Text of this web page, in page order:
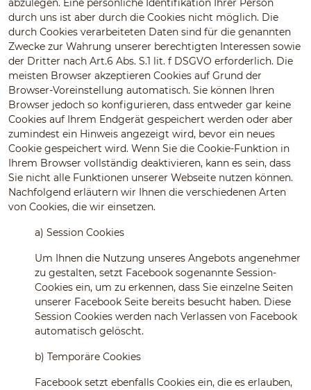
abzulegen. Eine persönliche Identifikation Ihrer Person
durch uns ist aber durch die Cookies nicht möglich. Die
durch Cookies verarbeiteten Daten sind für die genannten
Zwecke zur Wahrung unserer berechtigten Interessen sowie
der Dritter nach Art.6 Abs. S.1 lit. f DSGVO erforderlich. Die
meisten Browser akzeptieren Cookies auf Grund der
Browser-Voreinstellung automatisch. Sie können Ihren
Browser jedoch so konfigurieren, dass entweder gar keine
Cookies auf Ihrem Endgerät gespeichert werden oder aber
zumindest ein Hinweis angezeigt wird, bevor ein neues
Cookie gespeichert wird. Wenn Sie die Cookie-Funktion in
Ihrem Browser vollständig deaktivieren, kann es sein, dass
Sie nicht alle Funktionen unserer Webseite nutzen können.
Nachfolgend erläutern wir Ihnen die verschiedenen Arten
von Cookies, die wir einsetzen.
a) Session Cookies
Um Ihnen die Nutzung unseres Angebots angenehmer
zu gestalten, setzt Facebook sogenannte Session-
Cookies ein, um zu erkennen, dass Sie einzelne Seiten
unserer Facebook Seite bereits besucht haben. Diese
Session Cookies werden nach Verlassen von Facebook
automatisch gelöscht.
b) Temporäre Cookies
Facebook setzt ebenfalls Cookies ein, die es erlauben,